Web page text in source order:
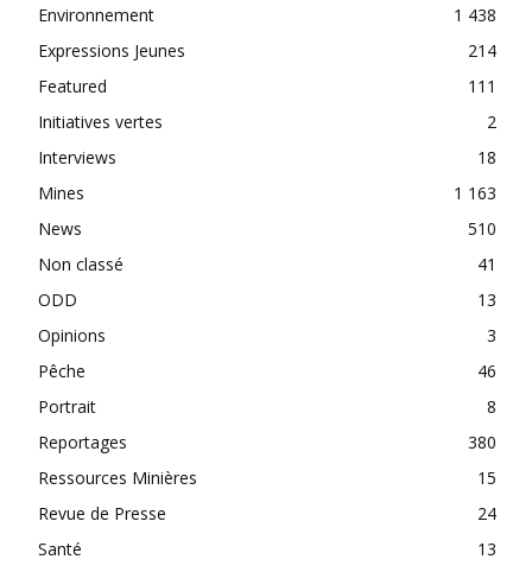
Environnement
1 438
Expressions Jeunes
214
Featured
111
Initiatives vertes
2
Interviews
18
Mines
1 163
News
510
Non classé
41
ODD
13
Opinions
3
Pêche
46
Portrait
8
Reportages
380
Ressources Minières
15
Revue de Presse
24
Santé
13